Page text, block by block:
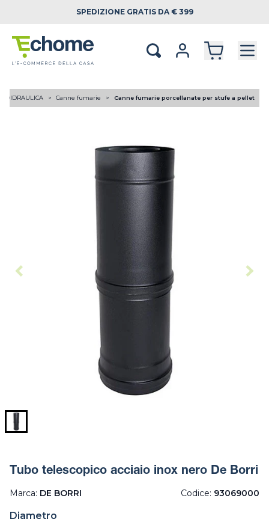
SPEDIZIONE GRATIS DA € 399
Canne fumarie Canne fumarie porcellanate per stufe a pellet
Tubo telescopico acciaio inox nero De Borri
Marca: DE BORRI Codice: 93069000
Diametro